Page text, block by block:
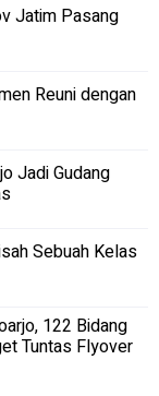
Jatim Pasang
Reuni dengan
Jadi Gudang
Sebuah Kelas
122 Bidang
Tuntas Flyover